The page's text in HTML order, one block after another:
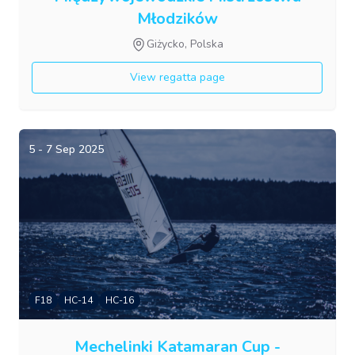
Młodzików
Giżycko, Polska
View regatta page
5 - 7 Sep 2025
F18 HC-14 HC-16
Mechelinki Katamaran Cup -